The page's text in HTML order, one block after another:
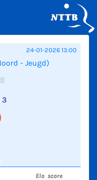
24-01-2026 13:00
- Jeugd)
3
Elo score